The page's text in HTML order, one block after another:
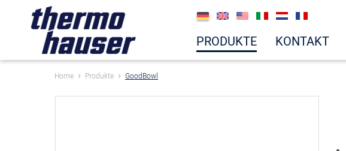
PRODUKTE KONTAKT
Home Produkte GoodBowl